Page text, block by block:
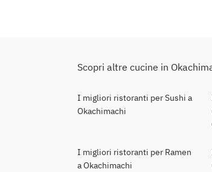
Scopri altre cucine in
I migliori ristoranti per Sushi a
Okachimachi
I migliori ristoranti per Ramen
a Okachimachi